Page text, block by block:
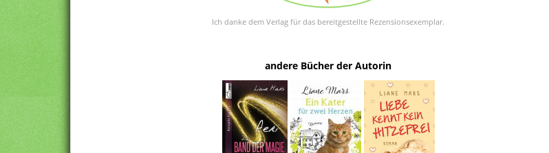
Ich danke dem Verlag für das bereitgestellte Rezensionsexemplar.
andere Bücher der Autorin